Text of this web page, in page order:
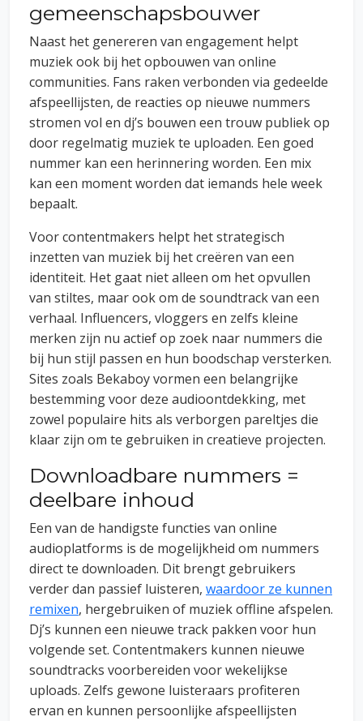
gemeenschapsbouwer
Naast het genereren van engagement helpt
muziek ook bij het opbouwen van online
communities. Fans raken verbonden via gedeelde
afspeellijsten, de reacties op nieuwe nummers
stromen vol en dj’s bouwen een trouw publiek op
door regelmatig muziek te uploaden. Een goed
nummer kan een herinnering worden. Een mix
kan een moment worden dat iemands hele week
bepaalt.
Voor contentmakers helpt het strategisch
inzetten van muziek bij het creëren van een
identiteit. Het gaat niet alleen om het opvullen
van stiltes, maar ook om de soundtrack van een
verhaal. Influencers, vloggers en zelfs kleine
merken zijn nu actief op zoek naar nummers die
bij hun stijl passen en hun boodschap versterken.
Sites zoals Bekaboy vormen een belangrijke
bestemming voor deze audioontdekking, met
zowel populaire hits als verborgen pareltjes die
klaar zijn om te gebruiken in creatieve projecten.
Downloadbare nummers =
deelbare inhoud
Een van de handigste functies van online
audioplatforms is de mogelijkheid om nummers
direct te downloaden. Dit brengt gebruikers
verder dan passief luisteren, waardoor ze kunnen
remixen, hergebruiken of muziek offline afspelen.
Dj’s kunnen een nieuwe track pakken voor hun
volgende set. Contentmakers kunnen nieuwe
soundtracks voorbereiden voor wekelijkse
uploads. Zelfs gewone luisteraars profiteren
ervan en kunnen persoonlijke afspeellijsten